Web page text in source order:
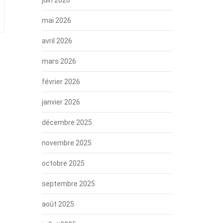
mai 2026
avril 2026
mars 2026
février 2026
janvier 2026
décembre 2025
novembre 2025
octobre 2025
septembre 2025
août 2025